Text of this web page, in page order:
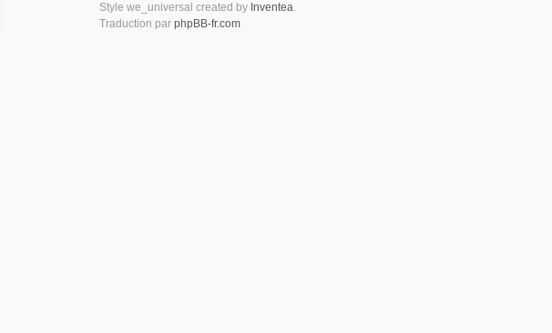
Style we_universal created by Inventea.
Traduction par phpBB-fr.com